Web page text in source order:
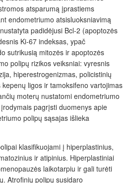
atsparumą įprastiems
endometriumo atsisluoksniavimą
padidėjusi Bcl-2 (apoptozės
Ki-67 indeksas, ypač
sutrikusią mitozės ir apoptozės
polipų rizikos veiksniai: vyresnis
hiperestrogenizmas, policistinių
ligos ir tamoksifeno vartojimas
moterų nustatomi endometriumo
pagrįsti duomenys apie
polipų sąsajas išlieka
klasifikuojami į hiperplastinius,
ir atipinius. Hiperplastiniai
laikotarpiu ir gali turėti
Atrofinių polipų susidaro